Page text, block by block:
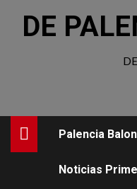
DE
Palencia
Noticias